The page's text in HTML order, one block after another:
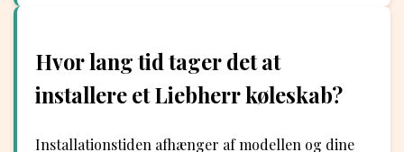
Hvor lang tid tager det at
installere et Liebherr køleskab?
Installationstiden afhænger af modellen og dine